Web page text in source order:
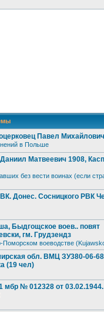
Павел
в Польше
Матвеевич 1908,
без вести воинах (если
Донес. Сосницкого РВК
Быдгощское воев.. повят
гм. Грудзендз
Поморском воеводстве
обл. ВМЦ ЗУ380-06-
(19 чел)
мбр № 012328 от